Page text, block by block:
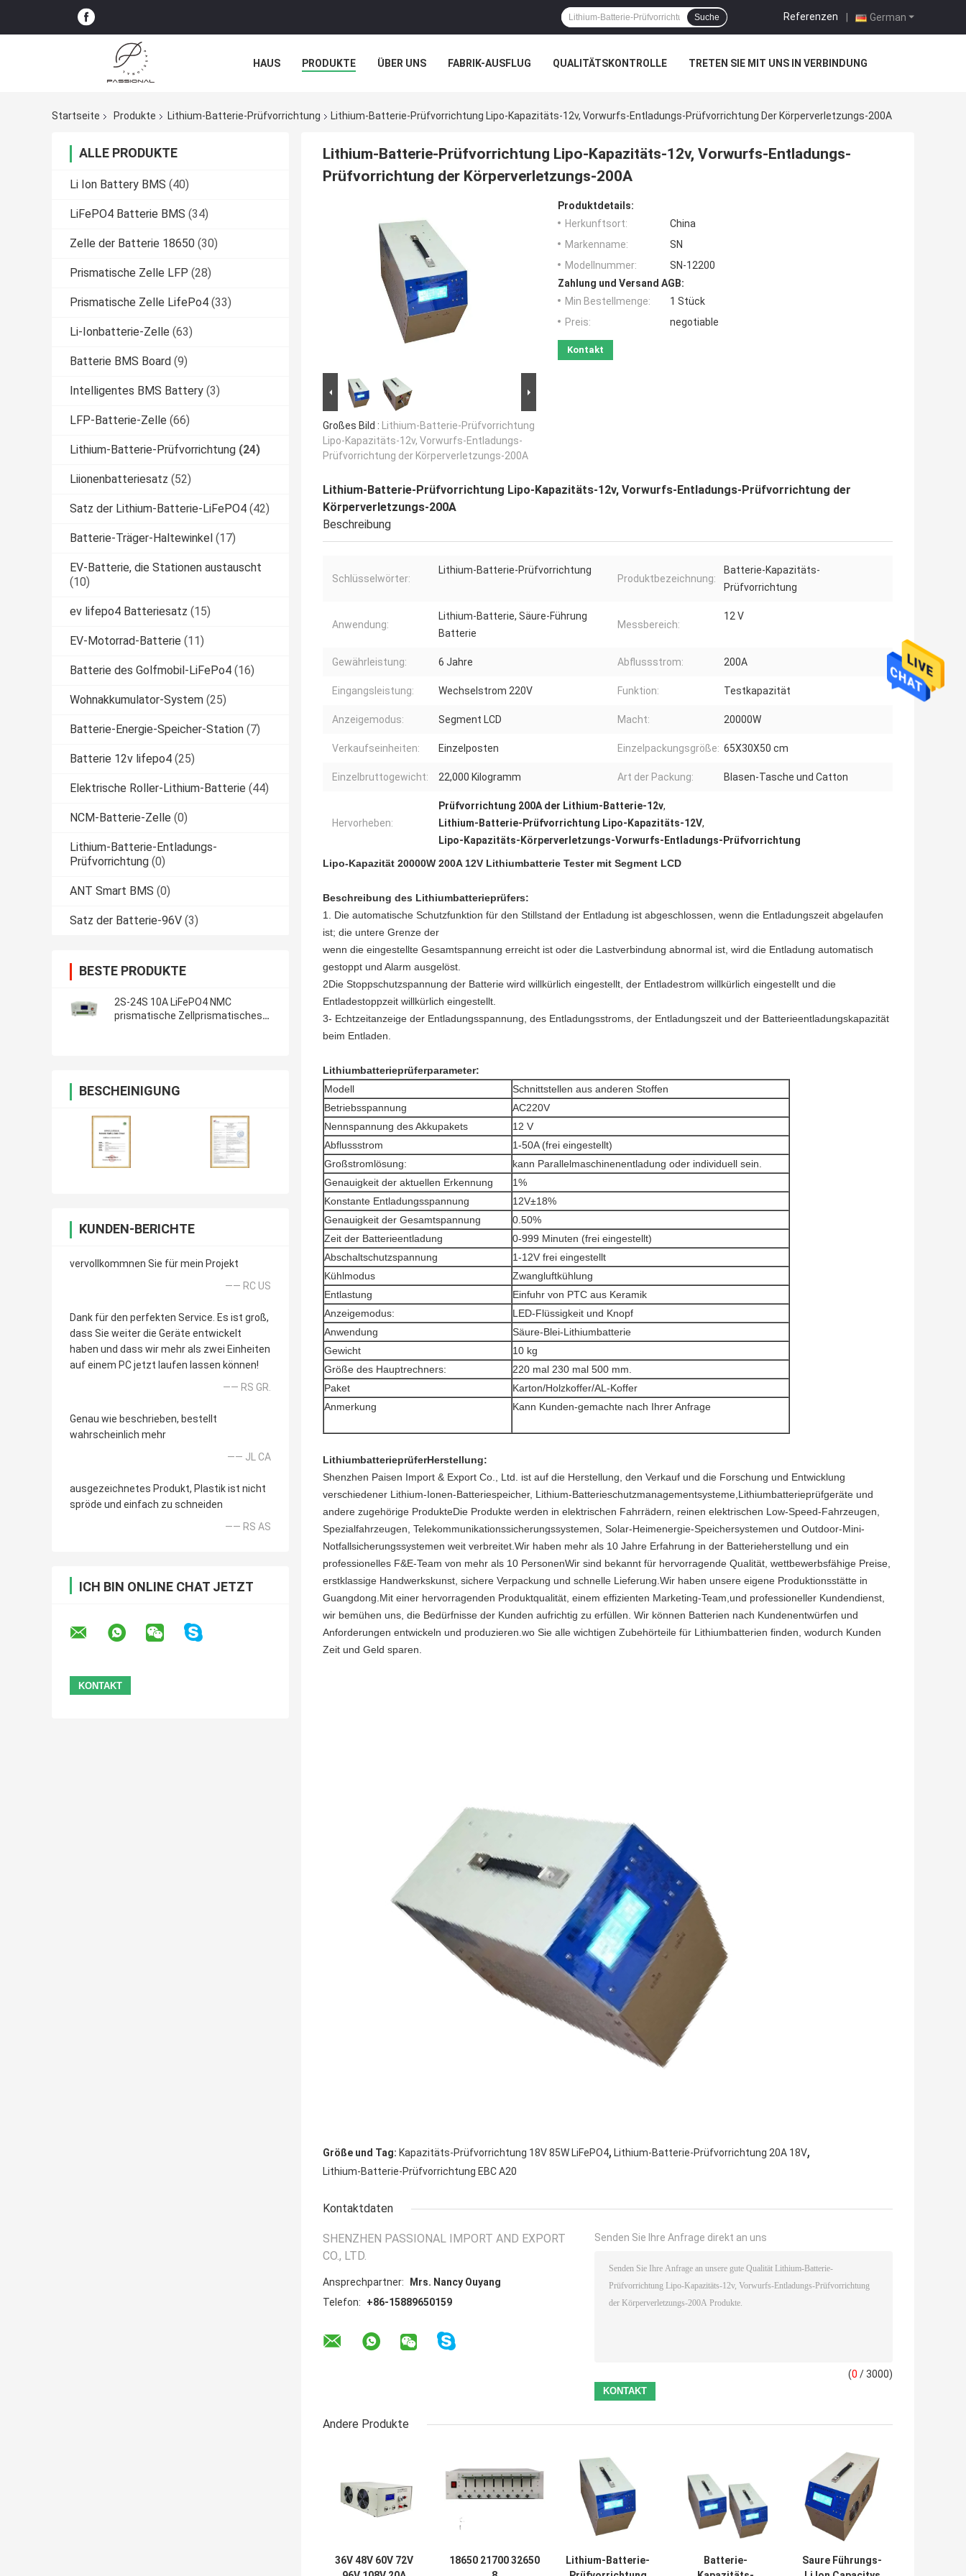
German
Referenzen |
Suche
HAUS PRODUKTE ÜBER UNS FABRIK-AUSFLUG QUALITÄTSKONTROLLE TRETEN SIE MIT UNS IN VERBINDUNG
Startseite
Produkte Lithium-Batterie-Prüfvorrichtung Lithium-Batterie-Prüfvorrichtung Lipo-Kapazitäts-12v, Vorwurfs-Entladungs-Prüfvorrichtung Der Körperverletzungs-200A
ALLE PRODUKTE
Li Ion Battery BMS (40)
LiFePO4 Batterie BMS (34)
Zelle der Batterie 18650 (30)
Prismatische Zelle LFP (28)
Prismatische Zelle LifePo4 (33)
Li-Ionbatterie-Zelle (63)
Batterie BMS Board (9)
Intelligentes BMS Battery (3)
LFP-Batterie-Zelle (66)
Lithium-Batterie-Prüfvorrichtung (24)
Liionenbatteriesatz (52)
Satz der Lithium-Batterie-LiFePO4 (42)
Batterie-Träger-Haltewinkel (17)
EV-Batterie, die Stationen austauscht
(10)
ev lifepo4 Batteriesatz (15)
EV-Motorrad-Batterie (11)
Batterie des Golfmobil-LiFePo4 (16)
Wohnakkumulator-System (25)
Batterie-Energie-Speicher-Station (7)
Batterie 12v lifepo4 (25)
Elektrische Roller-Lithium-Batterie (44)
NCM-Batterie-Zelle (0)
Lithium-Batterie-Entladungs-
Prüfvorrichtung (0)
ANT Smart BMS (0)
Satz der Batterie-96V (3)
BESTE PRODUKTE
2S-24S 10A LiFePO4 NMC
prismatische Zellprismatisches
BESCHEINIGUNG
KUNDEN-BERICHTE
vervollkommnen Sie für mein Projekt
—— RC US
Dank für den perfekten Service. Es ist groß,
dass Sie weiter die Geräte entwickelt
haben und dass wir mehr als zwei Einheiten
auf einem PC jetzt laufen lassen können!
—— RS GR.
Genau wie beschrieben, bestellt
wahrscheinlich mehr
—— JL CA
ausgezeichnetes Produkt, Plastik ist nicht
spröde und einfach zu schneiden
—— RS AS
ICH BIN ONLINE CHAT JETZT
Lithium-Batterie-Prüfvorrichtung Lipo-Kapazitäts-12v, Vorwurfs-Entladungs-
Prüfvorrichtung der Körperverletzungs-200A
Großes Bild : Lithium-Batterie-Prüfvorrichtung
Lipo-Kapazitäts-12v, Vorwurfs-Entladungs-
Prüfvorrichtung der Körperverletzungs-200A
Produktdetails:
Herkunftsort:
China
Markenname:
SN
Modellnummer:
SN-12200
Zahlung und Versand AGB:
Min Bestellmenge:
1 Stück
Preis:
negotiable
Kontakt
Lithium-Batterie-Prüfvorrichtung Lipo-Kapazitäts-12v, Vorwurfs-Entladungs-Prüfvorrichtung der
Körperverletzungs-200A
Beschreibung
Schlüsselwörter:
Lithium-Batterie-Prüfvorrichtung
Produktbezeichnung:
Batterie-Kapazitäts-
Prüfvorrichtung
Anwendung:
Lithium-Batterie, Säure-Führung
Batterie
Messbereich:
12 V
Gewährleistung: 6 Jahre Abflussstrom: 200A
Eingangsleistung: Wechselstrom 220V Funktion: Testkapazität
Anzeigemodus: Segment LCD Macht: 20000W
Verkaufseinheiten: Einzelposten Einzelpackungsgröße: 65X30X50 cm
Einzelbruttogewicht: 22,000 Kilogramm Art der Packung: Blasen-Tasche und Catton
Hervorheben:
Prüfvorrichtung 200A der Lithium-Batterie-12v,
Lithium-Batterie-Prüfvorrichtung Lipo-Kapazitäts-12V,
Lipo-Kapazitäts-Körperverletzungs-Vorwurfs-Entladungs-Prüfvorrichtung
Lipo-Kapazität 20000W 200A 12V Lithiumbatterie Tester mit Segment LCD
Beschreibung des Lithiumbatterieprüfers:
1. Die automatische Schutzfunktion für den Stillstand der Entladung ist abgeschlossen, wenn die Entladungszeit abgelaufen
ist; die untere Grenze der
wenn die eingestellte Gesamtspannung erreicht ist oder die Lastverbindung abnormal ist, wird die Entladung automatisch
gestoppt und Alarm ausgelöst.
2Die Stoppschutzspannung der Batterie wird willkürlich eingestellt, der Entladestrom willkürlich eingestellt und die
Entladestoppzeit willkürlich eingestellt.
3- Echtzeitanzeige der Entladungsspannung, des Entladungsstroms, der Entladungszeit und der Batterieentladungskapazität
beim Entladen.
Lithiumbatterieprüferparameter:
Modell
Schnittstellen aus anderen Stoffen
Betriebsspannung
AC220V
Nennspannung des Akkupakets
12 V
Abflussstrom
1-50A (frei eingestellt)
Großstromlösung:
kann Parallelmaschinenentladung oder individuell sein.
Genauigkeit der aktuellen Erkennung
1%
Konstante Entladungsspannung
12V±18%
Genauigkeit der Gesamtspannung
0.50%
Zeit der Batterieentladung
0-999 Minuten (frei eingestellt)
Abschaltschutzspannung
1-12V frei eingestellt
Kühlmodus
Zwangluftkühlung
Entlastung
Einfuhr von PTC aus Keramik
Anzeigemodus:
LED-Flüssigkeit und Knopf
Anwendung
Säure-Blei-Lithiumbatterie
Gewicht
10 kg
Größe des Hauptrechners:
220 mal 230 mal 500 mm.
Paket
Karton/Holzkoffer/AL-Koffer
Anmerkung
Kann Kunden-gemachte nach Ihrer Anfrage
LithiumbatterieprüferHerstellung:
Shenzhen Paisen Import & Export Co., Ltd. ist auf die Herstellung, den Verkauf und die Forschung und Entwicklung
verschiedener Lithium-Ionen-Batteriespeicher, Lithium-Batterieschutzmanagementsysteme,Lithiumbatterieprüfgeräte und
andere zugehörige ProdukteDie Produkte werden in elektrischen Fahrrädern, reinen elektrischen Low-Speed-Fahrzeugen,
Spezialfahrzeugen, Telekommunikationssicherungssystemen, Solar-Heimenergie-Speichersystemen und Outdoor-Mini-
Notfallsicherungssystemen weit verbreitet.Wir haben mehr als 10 Jahre Erfahrung in der Batterieherstellung und ein
professionelles F&E-Team von mehr als 10 PersonenWir sind bekannt für hervorragende Qualität, wettbewerbsfähige Preise,
erstklassige Handwerkskunst, sichere Verpackung und schnelle Lieferung.Wir haben unsere eigene Produktionsstätte in
Guangdong.Mit einer hervorragenden Produktqualität, einem effizienten Marketing-Team,und professioneller Kundendienst,
wir bemühen uns, die Bedürfnisse der Kunden aufrichtig zu erfüllen. Wir können Batterien nach Kundenentwürfen und
Anforderungen entwickeln und produzieren.wo Sie alle wichtigen Zubehörteile für Lithiumbatterien finden, wodurch Kunden
Zeit und Geld sparen.
Größe und Tag: Kapazitäts-Prüfvorrichtung 18V 85W LiFePO4, Lithium-Batterie-Prüfvorrichtung 20A 18V,
Lithium-Batterie-Prüfvorrichtung EBC A20
Kontaktdaten
SHENZHEN PASSIONAL IMPORT AND EXPORT
CO., LTD.
Ansprechpartner:
Mrs. Nancy Ouyang
Telefon:
+86-15889650159
Senden Sie Ihre Anfrage direkt an uns
(0 / 3000)
Andere Produkte
36V 48V 60V 72V
18650 21700 32650
Lithium-Batterie-
Batterie-
Saure Führungs-